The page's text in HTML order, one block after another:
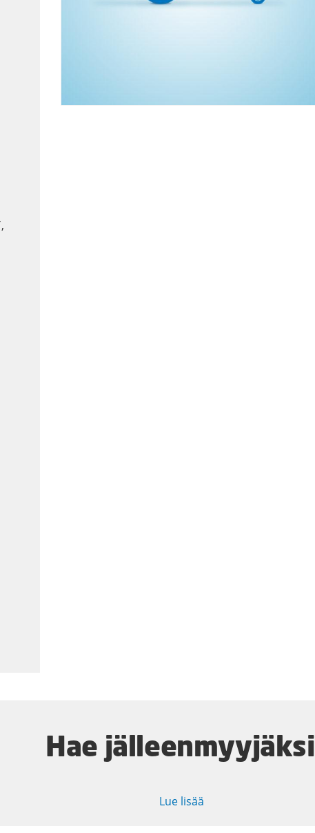
Hae jälleenmyyjäksi
Lue lisää